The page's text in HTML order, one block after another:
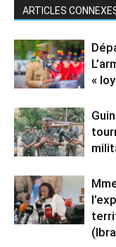
ARTICLES
«